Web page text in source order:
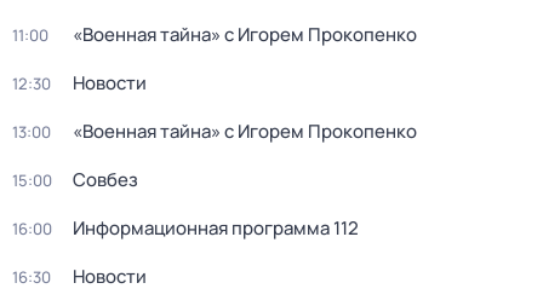
11:00 «Военная тайна» с Игорем Прокопенко
12:30 Новости
13:00 «Военная тайна» с Игорем Прокопенко
15:00 Совбез
16:00 Информационная программа 112
16:30 Новости